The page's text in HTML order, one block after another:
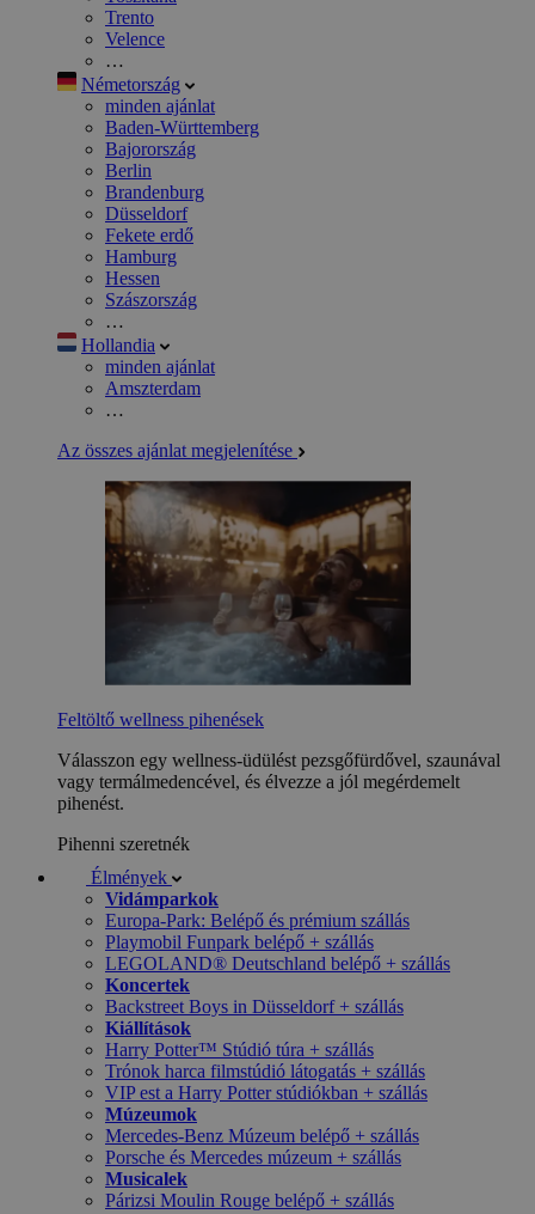
Trento
Velence
…
Németország
minden ajánlat
Baden-Württemberg
Bajorország
Berlin
Brandenburg
Düsseldorf
Fekete erdő
Hamburg
Hessen
Szászország
…
Hollandia
minden ajánlat
Amszterdam
…
Az összes ajánlat megjelenítése
Feltöltő wellness pihenések
Válasszon egy wellness-üdülést pezsgőfürdővel, szaunával
vagy termálmedencével, és élvezze a jól megérdemelt
pihenést.
Pihenni szeretnék
Élmények
Vidámparkok
Europa-Park: Belépő és prémium szállás
Playmobil Funpark belépő + szállás
LEGOLAND® Deutschland belépő + szállás
Koncertek
Backstreet Boys in Düsseldorf + szállás
Kiállítások
Harry Potter™ Stúdió túra + szállás
Trónok harca filmstúdió látogatás + szállás
VIP est a Harry Potter stúdiókban + szállás
Múzeumok
Mercedes-Benz Múzeum belépő + szállás
Porsche és Mercedes múzeum + szállás
Musicalek
Párizsi Moulin Rouge belépő + szállás